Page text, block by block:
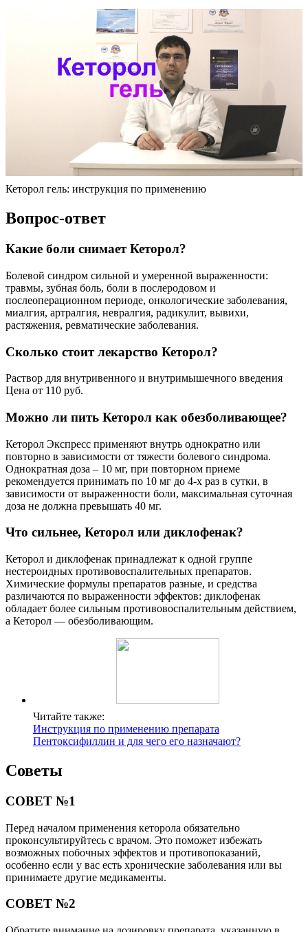
Кеторол гель: инструкция по применению
Вопрос-ответ
Какие боли снимает Кеторол?
Болевой синдром сильной и умеренной выраженности:
травмы, зубная боль, боли в послеродовом и
послеоперационном периоде, онкологические заболевания,
миалгия, артралгия, невралгия, радикулит, вывихи,
растяжения, ревматические заболевания.
Сколько стоит лекарство Кеторол?
Раствор для внутривенного и внутримышечного введения
Цена от 110 руб.
Можно ли пить Кеторол как обезболивающее?
Кеторол Экспресс применяют внутрь однократно или
повторно в зависимости от тяжести болевого синдрома.
Однократная доза – 10 мг, при повторном приеме
рекомендуется принимать по 10 мг до 4-х раз в сутки, в
зависимости от выраженности боли, максимальная суточная
доза не должна превышать 40 мг.
Что сильнее, Кеторол или диклофенак?
Кеторол и диклофенак принадлежат к одной группе
нестероидных противовоспалительных препаратов.
Химические формулы препаратов разные, и средства
различаются по выраженности эффектов: диклофенак
обладает более сильным противовоспалительным действием,
а Кеторол — обезболивающим.
Читайте также:
Инструкция по применению препарата
Пентоксифиллин и для чего его назначают?
Советы
СОВЕТ №1
Перед началом применения кеторола обязательно
проконсультируйтесь с врачом. Это поможет избежать
возможных побочных эффектов и противопоказаний,
особенно если у вас есть хронические заболевания или вы
принимаете другие медикаменты.
СОВЕТ №2